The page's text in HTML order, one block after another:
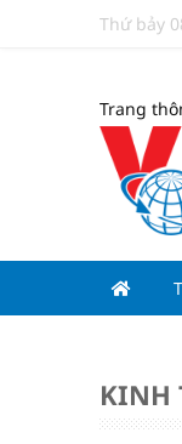
Thứ bảy
Trang
KINH